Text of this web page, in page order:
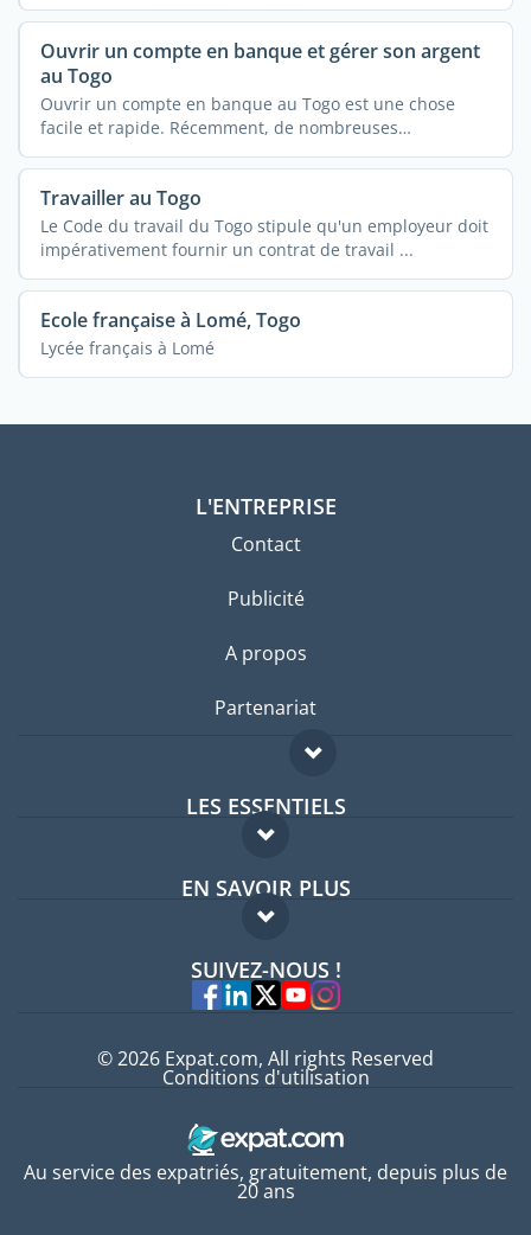
Ouvrir un compte en banque et gérer son argent
au Togo
Ouvrir un compte en banque au Togo est une chose
facile et rapide. Récemment, de nombreuses
compagnies se ...
Travailler au Togo
Le Code du travail du Togo stipule qu'un employeur doit
impérativement fournir un contrat de travail ...
Ecole française à Lomé, Togo
Lycée français à Lomé
L'ENTREPRISE
Contact
Publicité
A propos
Partenariat
LES ESSENTIELS
Forum expatriés
Guides pays
EN SAVOIR PLUS
FAQ
Experts
SUIVEZ-NOUS !
Au service des expatriés, gratuitement, depuis plus de
20 ans
© 2026 Expat.com, All rights Reserved
Conditions d'utilisation